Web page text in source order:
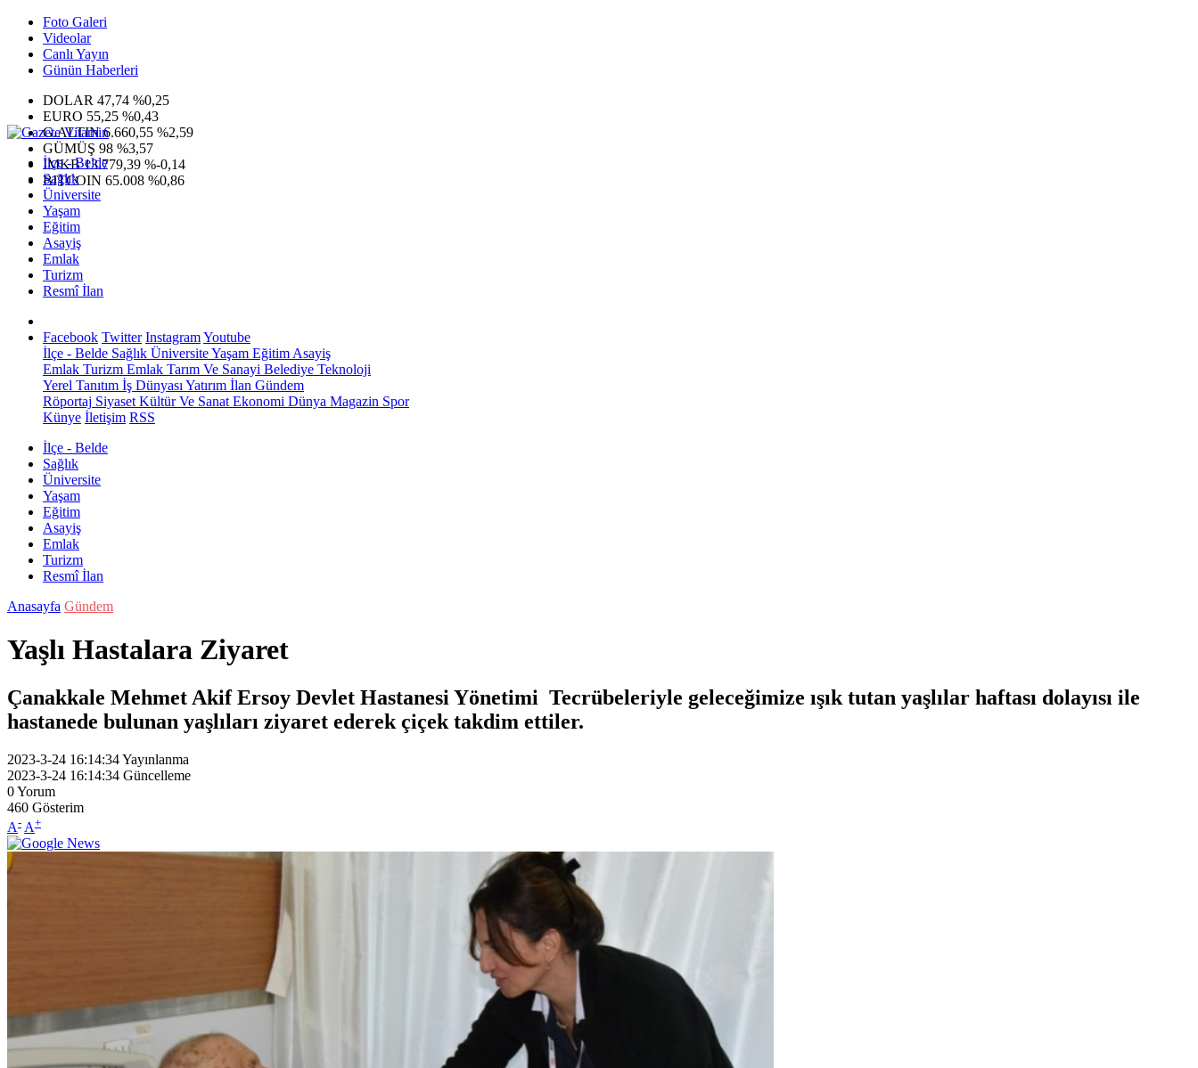
Foto Galeri
Videolar
Canlı Yayın
Günün Haberleri
DOLAR 47,74 %0,25
EURO 55,25 %0,43
G.ALTIN6.660,55 %2,59
GÜMÜŞ 98 %3,57
IMKB13.779,39 %-0,14
BITCOIN 65.008 %0,86
İlçe - Belde
Sağlık
Üniversite
Yaşam
Eğitim
Asayiş
Emlak
Turizm
Resmî İlan
Facebook Twitter InstagramYoutube
İlçe - Belde Sağlık ÜniversiteYaşam Eğitim Asayiş
Emlak Turizm Emlak Tarım Ve Sanayi Belediye Teknoloji
Yerel Tanıtım İş Dünyası Yatırım İlan Gündem
Röportaj Siyaset Kültür Ve Sanat Ekonomi Dünya Magazin Spor
Künye İletişim RSS
İlçe - Belde
Sağlık
Üniversite
Yaşam
Eğitim
Asayiş
Emlak
Turizm
Resmî İlan
Anasayfa Gündem
Yaşlı Hastalara Ziyaret
Çanakkale Mehmet Akif Ersoy Devlet Hastanesi Yönetimi Tecrübeleriyle geleceğimize ışık tutan yaşlılar haftası dolayısı ile
hastanede bulunan yaşlıları ziyaret ederek çiçek takdim ettiler.
2023-3-24 16:14:34Yayınlanma
2023-3-24 16:14:34 Güncelleme
0Yorum
460 Gösterim
A- A+